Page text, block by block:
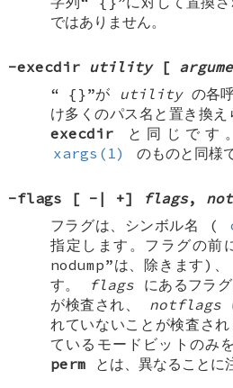
ではありません。
-execdir utility[
“ {}”が utilityの各呼
け多くのパス名と置き換
execdirと同じです
xargs(1)
のものと同様
-flags [ - | +] flags,
フラグは、シンボル名 (
指定します。フラグの前
nodump”は、除きます)、
す。
flags にあるフラ
が検査され、 notflags
れていないことが検査さ
ているモードビットのみ
perm とは、異なることに